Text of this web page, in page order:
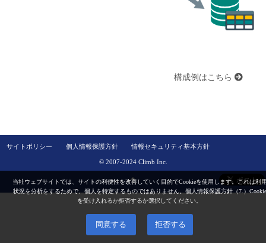
構成例はこちら
サイトポリシー 個人情報保護方針 情報セキュリティ基本方針
© 2007-2024 Climb Inc.
当社ウェブサイトでは、サイトの利便性を改善していく目的でCookieを使用します。これは利
状況を分析をするためで、個人を特定するものではありません。個人情報保護方針（7.）Cookie
を受け入れるか拒否するか選択してください。
同意する 拒否する